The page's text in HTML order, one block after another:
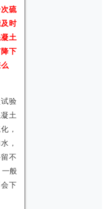
次硫
时
土
下
验
土
，
，
不
般
下